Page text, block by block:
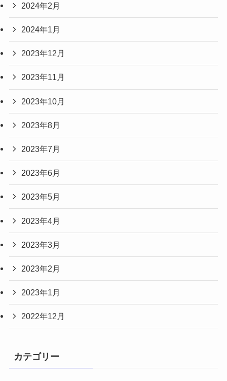
2024年2月
2024年1月
2023年12月
2023年11月
2023年10月
2023年8月
2023年7月
2023年6月
2023年5月
2023年4月
2023年3月
2023年2月
2023年1月
2022年12月
カテゴリー